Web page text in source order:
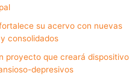
su acervo con nuevas
consolidados
proyecto que creará dispositivo
depresivos